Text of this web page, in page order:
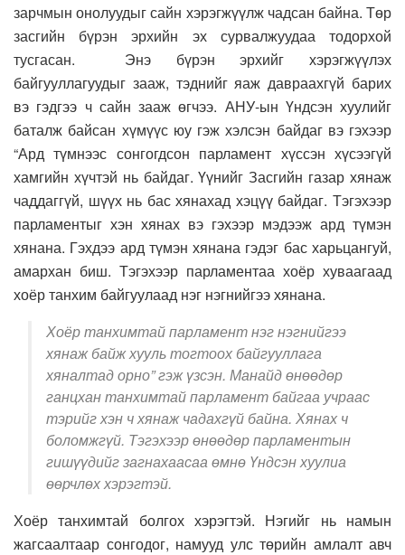
зарчмын онолуудыг сайн хэрэгжүүлж чадсан байна. Төр
засгийн бүрэн эрхийн эх сурвалжуудаа тодорхой
тусгасан. Энэ бүрэн эрхийг хэрэгжүүлэх
байгууллагуудыг зааж, тэднийг яаж давраахгүй барих
вэ гэдгээ ч сайн зааж өгчээ. АНУ-ын Үндсэн хуулийг
баталж байсан хүмүүс юу гэж хэлсэн байдаг вэ гэхээр
“Ард түмнээс сонгогдсон парламент хүссэн хүсээгүй
хамгийн хүчтэй нь байдаг. Үүнийг Засгийн газар хянаж
чаддаггүй, шүүх нь бас хянахад хэцүү байдаг. Тэгэхээр
парламентыг хэн хянах вэ гэхээр мэдээж ард түмэн
хянана. Гэхдээ ард түмэн хянана гэдэг бас харьцангуй,
амархан биш. Тэгэхээр парламентаа хоёр хуваагаад
хоёр танхим байгуулаад нэг нэгнийгээ хянана.
Хоёр танхимтай парламент нэг нэгнийгээ
хянаж байж хууль тогтоох байгууллага
хяналтад орно” гэж үзсэн. Манайд өнөөдөр
ганцхан танхимтай парламент байгаа учраас
тэрийг хэн ч хянаж чадахгүй байна. Хянах ч
боломжгүй. Тэгэхээр өнөөдөр парламентын
гишүүдийг загнахаасаа өмнө Үндсэн хуулиа
өөрчлөх хэрэгтэй.
Хоёр танхимтай болгох хэрэгтэй. Нэгийг нь намын
жагсаалтаар сонгодог, намууд улс төрийн амлалт авч